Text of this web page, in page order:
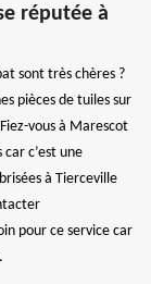
réputée à
sont très chères ?
pièces de tuiles sur
vous à Marescot
c’est une
à Tierceville
pour ce service car